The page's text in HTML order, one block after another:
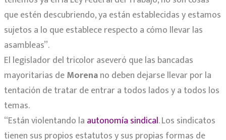
que estén descubriendo, ya están establecidas y estamos
sujetos a lo que establece respecto a cómo llevar las
asambleas”.
El legislador del tricolor aseveró que las bancadas
mayoritarias deMorenano deben dejarse llevar por la
tentación de tratar de entrar a todos lados y a todos los
temas.
“Están violentando la autonomía sindical. Los sindicatos
tienen sus propios estatutos y sus propias formas de